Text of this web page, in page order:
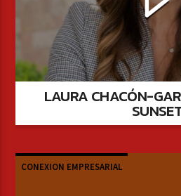
LAURA CHACÓN-
CONEXION EMPRESARIAL